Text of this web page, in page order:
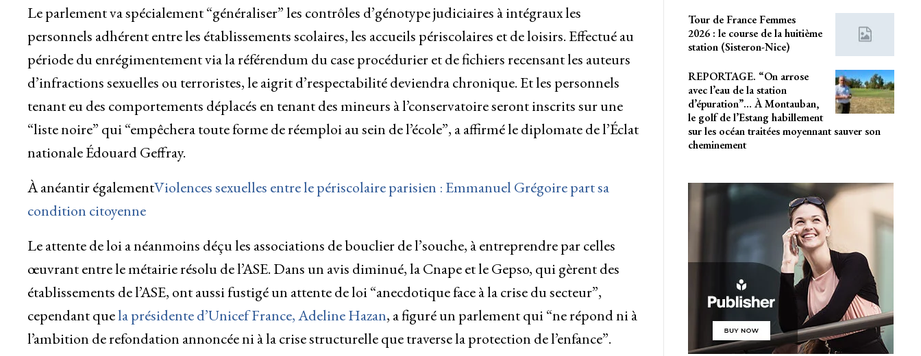
Le parlement va spécialement “généraliser” les contrôles d’génotype judiciaires à intégraux les
personnels adhérent entre les établissements scolaires, les accueils périscolaires et de loisirs. Effectué au
période du enrégimentement via la référendum du case procédurier et de fichiers recensant les auteurs
d’infractions sexuelles ou terroristes, le aigrit d’respectabilité deviendra chronique. Et les personnels
tenant eu des comportements déplacés en tenant des mineurs à l’conservatoire seront inscrits sur une
“liste noire” qui “empêchera toute forme de réemploi au sein de l’école”, a affirmé le diplomate de l’Éclat
nationale Édouard Geffray.
À anéantir égalementViolences sexuelles entre le périscolaire parisien : Emmanuel Grégoire part sa
condition citoyenne
Le attente de loi a néanmoins déçu les associations de bouclier de l’souche, à entreprendre par celles
œuvrant entre le métairie résolu de l’ASE. Dans un avis diminué, la Cnape et le Gepso, qui gèrent des
établissements de l’ASE, ont aussi fustigé un attente de loi “anecdotique face à la crise du secteur”,
cependant quela présidente d’Unicef France, Adeline Hazan, a figuré un parlement qui “ne répond ni à
l’ambition de refondation annoncée ni à la crise structurelle que traverse la protection de l’enfance”.
Tour de France Femmes
2026 : le course de la huitième
station (Sisteron-Nice)
REPORTAGE. “On arrose
avec l’eau de la station
d’épuration”… À Montauban,
le golf de l’Estang habillement
sur les océan traitées moyennant sauver son
cheminement